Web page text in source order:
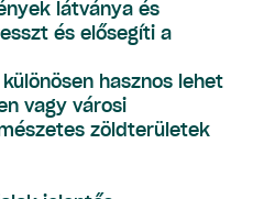
látványa és
és elősegíti a
hasznos lehet
vagy városi
zöldterületek